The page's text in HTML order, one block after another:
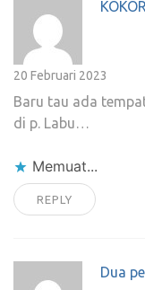
20 Februari 2023
Baru tau ada
di p. Labu…
Memuat...
REPLY
Dua